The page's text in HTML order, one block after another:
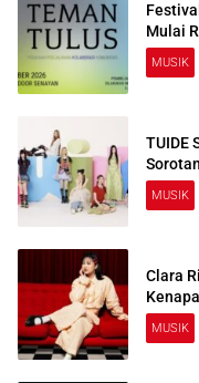
Mulai
MUSIK
TUIDE
Sorotan
MUSIK
Clara
MUSIK